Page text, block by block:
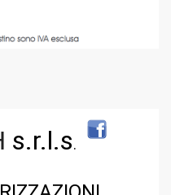
s.r.l.s.